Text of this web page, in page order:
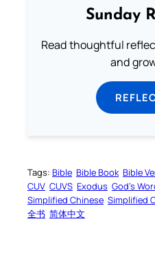
Sunday
Read thoughtful
and
Tags: Bible Bible Book Bible
CUV CUVS Exodus God’s
Simplified Chinese Simplified
全书 简体中文